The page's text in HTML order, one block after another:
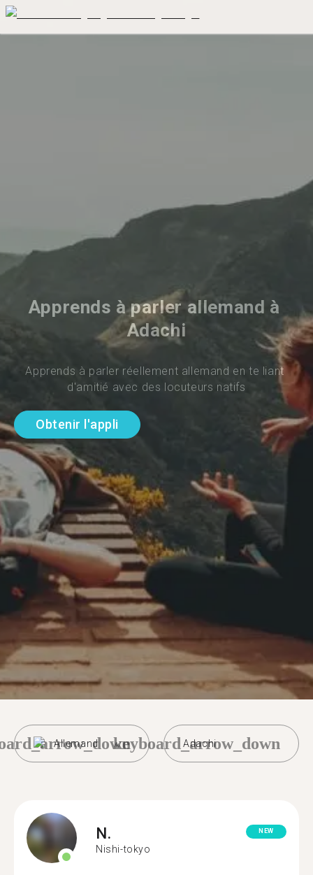
Apprends à parler allemand à
Adachi
Apprends à parler réellement allemand en te liant
d'amitié avec des locuteurs natifs
Obtenir l'appli
Allemand Adachi
keyboard_arrow_down
N.
Nishi-tokyo
NEW